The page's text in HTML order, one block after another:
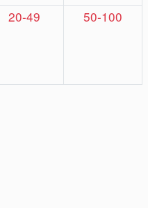
20-49 50-100